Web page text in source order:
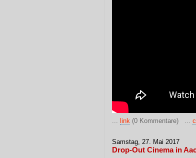
... link (0 Kommentare) ...
Samstag, 27. Mai 2017
Drop-Out Cinema in